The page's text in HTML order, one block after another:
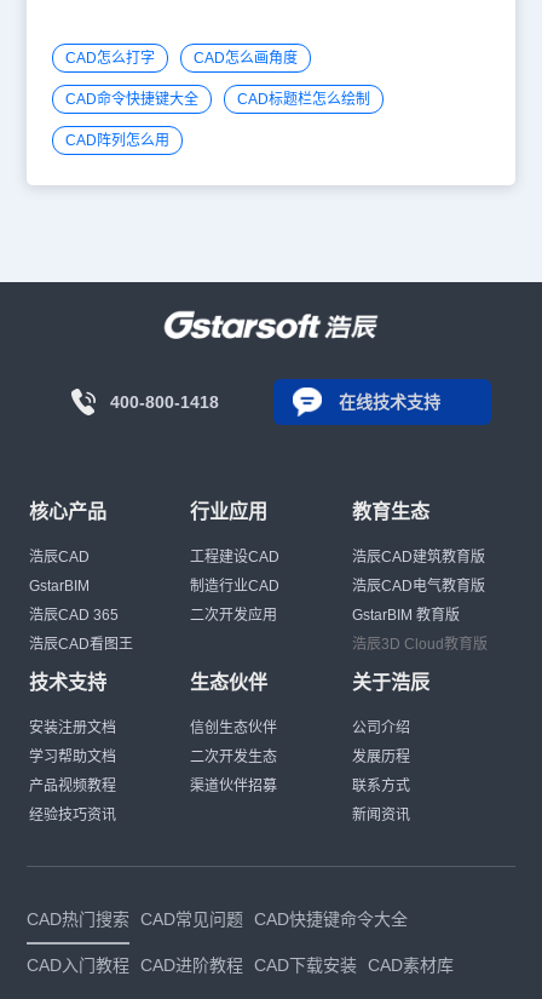
CAD怎么打字 CAD怎么画角度
CAD命令快捷键大全 CAD标题栏怎么绘制
CAD阵列怎么用
400-800-1418 在线技术支持
核心产品
浩辰CAD
GstarBIM
浩辰CAD 365
浩辰CAD看图王
行业应用
工程建设CAD
制造行业CAD
二次开发应用
教育生态
浩辰CAD建筑教育版
浩辰CAD电气教育版
GstarBIM 教育版
浩辰3D Cloud教育版
技术支持
安装注册文档
学习帮助文档
产品视频教程
经验技巧资讯
生态伙伴
信创生态伙伴
二次开发生态
渠道伙伴招募
关于浩辰
公司介绍
发展历程
联系方式
新闻资讯
CAD热门搜索 CAD常见问题 CAD快捷键命令大全
CAD入门教程 CAD进阶教程 CAD下载安装 CAD素材库